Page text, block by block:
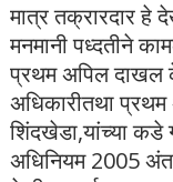
मात्र तक्रारदार हे
मनमानी पध्दतीने
प्रथम अपिल दाखल
अधिकारीतथा प्रथम
शिंदखेडा,यांच्या कडे
अधिनियम 2005